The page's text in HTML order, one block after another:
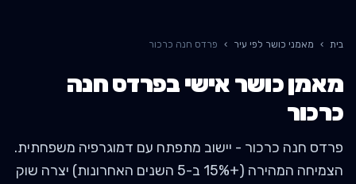
בית › מאמני כושר לפי עיר › פרדס חנה כרכור
מאמן כושר אישי בפרדס חנה
כרכור
פרדס חנה כרכור - יישוב מתפתח עם דמוגרפיה משפחתית.
הצמיחה המהירה (+15% ב-5 השנים האחרונות) יצרה שוק